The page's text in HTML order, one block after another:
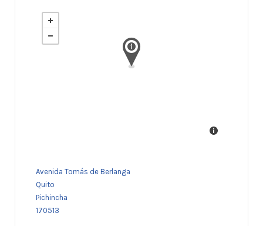
Avenida Tomás de Berlanga
Quito
Pichincha
170513